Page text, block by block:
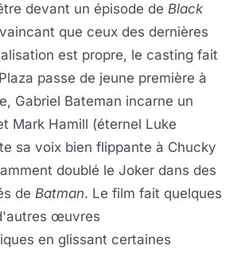
devant un épisode de Black
que ceux des dernières
est propre, le casting fait
passe de jeune première à
Gabriel Bateman incarne un
Mark Hamill (éternel Luke
sa voix bien flippante à Chucky
doublé le Joker dans des
de Batman. Le film fait quelques
œuvres
en glissant certaines